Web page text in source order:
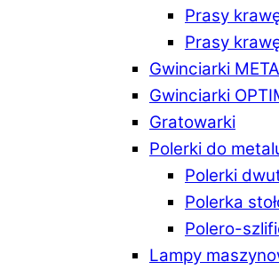
Prasy
Prasy
Gwinciarki
Gwinciarki
Gratowarki
Polerki do
Polerki
Polerka
Polero-
Lampy